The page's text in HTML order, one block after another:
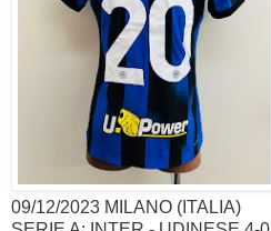
09/12/2023 MILANO (ITALIA)